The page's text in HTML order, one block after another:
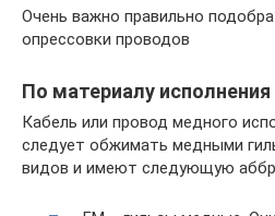
Очень важно правильно
опрессовки проводов
По материалу исполнения
Кабель или провод медного
следует обжимать медными
видов и имеют следующую